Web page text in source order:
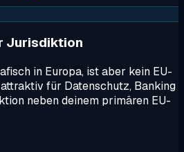
Jurisdiktion
in Europa, ist aber kein EU-
für Datenschutz, Banking
neben deinem primären EU-